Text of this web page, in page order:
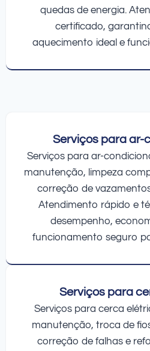
quedas de energia.
certificado,
aquecimento ideal e
Serviços para ar-
Serviços para ar-
manutenção, limpeza
correção de
Atendimento rápido e
desempenho,
funcionamento seguro
Serviços para
Serviços para cerca
manutenção, troca de
correção de falhas e